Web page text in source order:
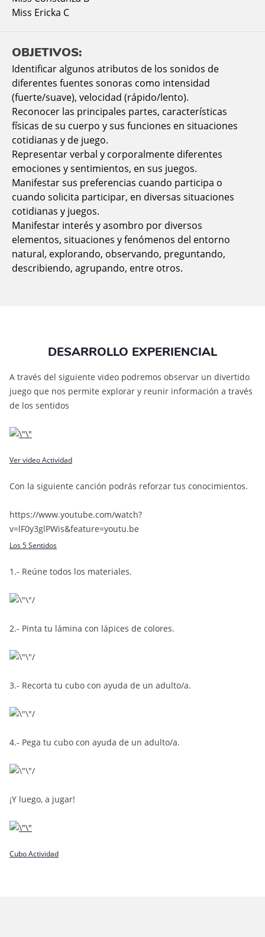
Miss Ericka C
OBJETIVOS:
Identificar algunos atributos de los sonidos de
diferentes fuentes sonoras como intensidad
(fuerte/suave), velocidad (rápido/lento).
Reconocer las principales partes, características
físicas de su cuerpo y sus funciones en situaciones
cotidianas y de juego.
Representar verbal y corporalmente diferentes
emociones y sentimientos, en sus juegos.
Manifestar sus preferencias cuando participa o
cuando solicita participar, en diversas situaciones
cotidianas y juegos.
Manifestar interés y asombro por diversos
elementos, situaciones y fenómenos del entorno
natural, explorando, observando, preguntando,
describiendo, agrupando, entre otros.
DESARROLLO EXPERIENCIAL
A través del siguiente video podremos observar un divertido
juego que nos permite explorar y reunir información a través
de los sentidos
Ver video Actividad
Con la siguiente canción podrás reforzar tus conocimientos.
https://www.youtube.com/watch?
v=lF0y3glPWis&feature=youtu.be
Los 5 Sentidos
1.- Reúne todos los materiales.
2.- Pinta tu lámina con lápices de colores.
3.- Recorta tu cubo con ayuda de un adulto/a.
4.- Pega tu cubo con ayuda de un adulto/a.
¡Y luego, a jugar!
Cubo Actividad